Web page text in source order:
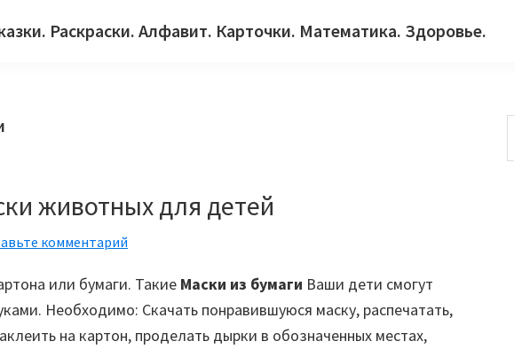
Раскраски. Алфавит. Карточки. Математика. Здоровье.
животных для детей
комментарий
или бумаги. Такие Маски из бумаги Ваши дети смогут
Необходимо: Скачать понравившуюся маску, распечатать,
на картон, проделать дырки в обозначенных местах,